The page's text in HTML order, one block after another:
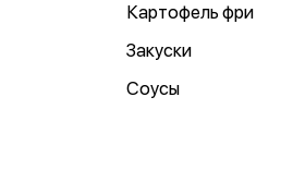
Картофель фри
Закуски
Соусы